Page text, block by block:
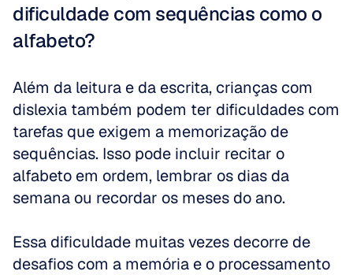
dificuldade com sequências como o
alfabeto?
Além da leitura e da escrita, crianças com
dislexia também podem ter dificuldades com
tarefas que exigem a memorização de
sequências. Isso pode incluir recitar o
alfabeto em ordem, lembrar os dias da
semana ou recordar os meses do ano.
Essa dificuldade muitas vezes decorre de
desafios com a memória e o processamento